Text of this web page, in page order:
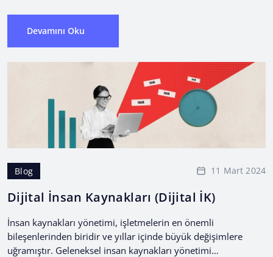
Devamını Oku
Blog 11 Mart 2024
Dijital İnsan Kaynakları (Dijital İK)
İnsan kaynakları yönetimi, işletmelerin en önemli
bileşenlerinden biridir ve yıllar içinde büyük değişimlere
uğramıştır. Geleneksel insan kaynakları yönetimi